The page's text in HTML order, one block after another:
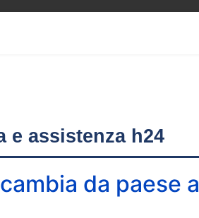
e assistenza h24
da paese a